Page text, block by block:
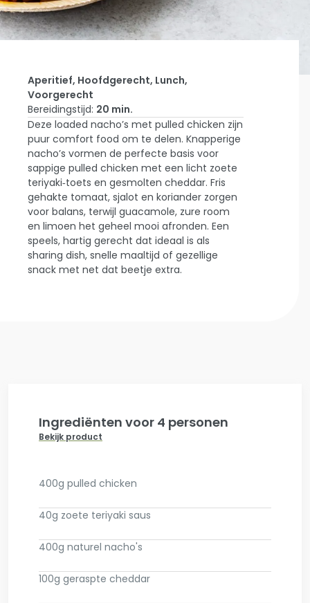
Home
Laat Je
Inspireren
Loaded
Nachos
Met
Pulled
Chicken
Aperitief, Hoofdgerecht, Lunch,
Voorgerecht
Bereidingstijd: 20 min.
Deze loaded nacho’s met pulled chicken zijn
puur comfort food om te delen. Knapperige
nacho’s vormen de perfecte basis voor
sappige pulled chicken met een licht zoete
teriyaki‑toets en gesmolten cheddar. Fris
gehakte tomaat, sjalot en koriander zorgen
voor balans, terwijl guacamole, zure room
en limoen het geheel mooi afronden. Een
speels, hartig gerecht dat ideaal is als
sharing dish, snelle maaltijd of gezellige
snack met net dat beetje extra.
Ingrediënten voor 4 personen
Bekijk product
400g pulled chicken
40g zoete teriyaki saus
400g naturel nacho's
100g geraspte cheddar